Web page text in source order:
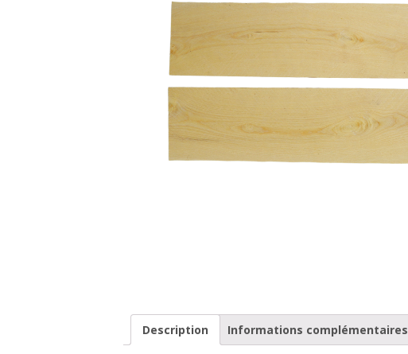
Description Informations complémentaires